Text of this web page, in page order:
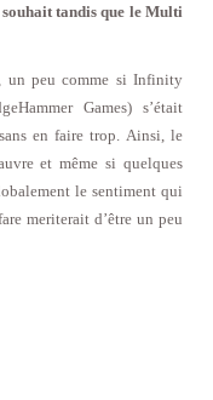
tandis que le Multi
, un peu comme si Infinity
Games) s’était
en faire trop. Ainsi, le
et même si quelques
le sentiment qui
meriterait d’être un peu